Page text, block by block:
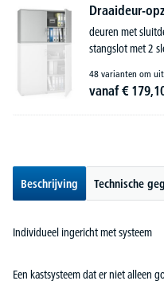
Draaideur-
deuren met
stangslot met 2
48 varianten om
vanaf€ 179,
Beschrijving Technische
Individueel ingericht met systeem
Een kastsysteem dat er niet alleen